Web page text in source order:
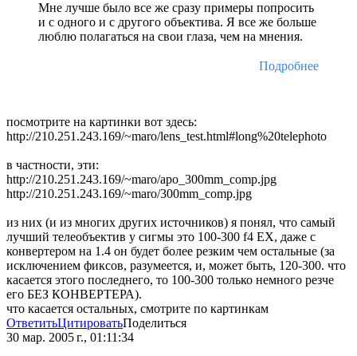
Мне лучше было все же сразу примеры попросить
и с одного и с другого объектива. Я все же больше
люблю полагаться на свои глаза, чем на мнения.
Подробнее
посмотрите на картинки вот здесь:
http://210.251.243.169/~maro/lens_test.html#long%20telephoto
в частности, эти:
http://210.251.243.169/~maro/apo_300mm_comp.jpg
http://210.251.243.169/~maro/300mm_comp.jpg
из них (и из многих других источников) я понял, что самый
лучший телеобъектив у сигмы это 100-300 f4 EX, даже с
конвертером на 1.4 он будет более резким чем остальные (за
исключением фиксов, разумеется, и, может быть, 120-300. что
касается этого последнего, то 100-300 только немного резче
его БЕЗ КОНВЕРТЕРА).
что касается остальных, смотрите по картинкам
ОтветитьЦитироватьПоделиться
30 мар. 2005 г., 01:11:34